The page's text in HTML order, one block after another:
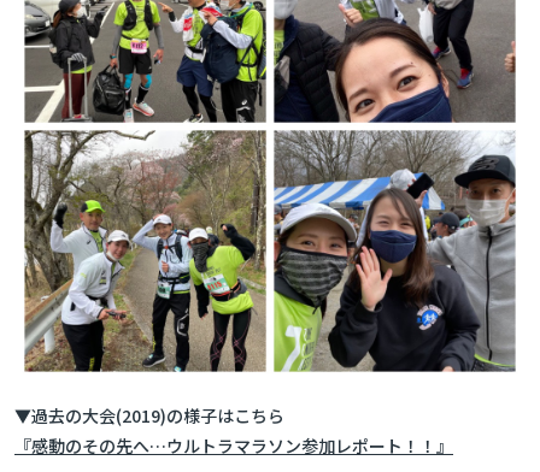
▼過去の大会(2019)の様子はこちら
『感動のその先へ…ウルトラマラソン参加レポート！！』